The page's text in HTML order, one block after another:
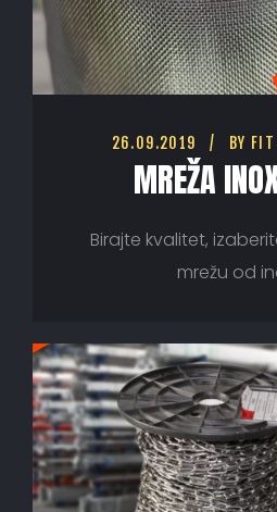
26.09.2019 BY FIT
MREŽA
Birajte kvalitet,
mrežu od